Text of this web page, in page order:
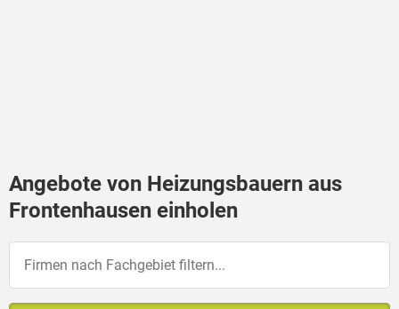
Angebote von Heizungsbauern aus
Frontenhausen einholen